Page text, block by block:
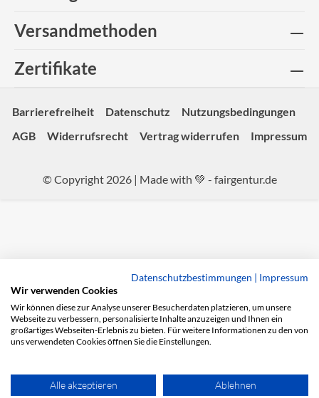
Versandmethoden
Zertifikate
Barrierefreiheit Datenschutz
Nutzungsbedingungen
AGB
Widerrufsrecht Vertrag widerrufen Impressum
© Copyright 2026 | Made with 💚 - fairgentur.de
Datenschutzbestimmungen | Impressum
Wir verwenden Cookies
Wir können diese zur Analyse unserer Besucherdaten platzieren, um unsere
Webseite zu verbessern, personalisierte Inhalte anzuzeigen und Ihnen ein
großartiges Webseiten-Erlebnis zu bieten. Für weitere Informationen zu den von
uns verwendeten Cookies öffnen Sie die Einstellungen.
Alle akzeptieren Ablehnen